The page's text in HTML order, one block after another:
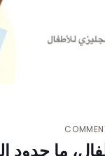
ما حدود